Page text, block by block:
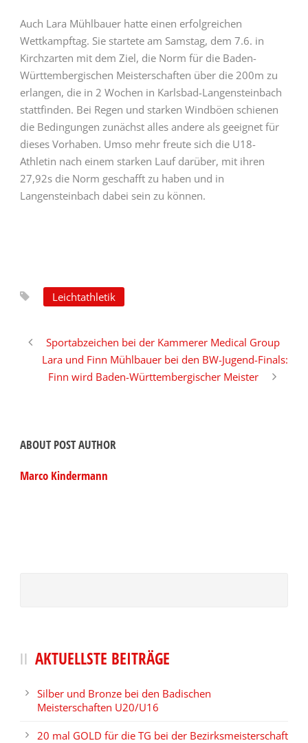
Auch Lara Mühlbauer hatte einen erfolgreichen
Wettkampftag. Sie startete am Samstag, dem 7.6. in
Kirchzarten mit dem Ziel, die Norm für die Baden-
Württembergischen Meisterschaften über die 200m zu
erlangen, die in 2 Wochen in Karlsbad-Langensteinbach
stattfinden. Bei Regen und starken Windböen schienen
die Bedingungen zunächst alles andere als geeignet für
dieses Vorhaben. Umso mehr freute sich die U18-
Athletin nach einem starken Lauf darüber, mit ihren
27,92s die Norm geschafft zu haben und in
Langensteinbach dabei sein zu können.
Leichtathletik
Sportabzeichen bei der Kammerer Medical Group
Lara und Finn Mühlbauer bei den BW-Jugend-Finals:
Finn wird Baden-Württembergischer Meister
ABOUT POST AUTHOR
Marco Kindermann
AKTUELLSTE BEITRÄGE
Silber und Bronze bei den Badischen
Meisterschaften U20/U16
20 mal GOLD für die TG bei der Bezirksmeisterschaft